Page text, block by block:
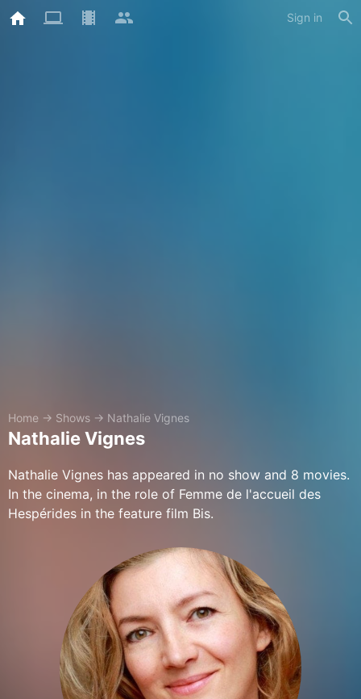
Sign in
Home → Shows → Nathalie Vignes
Nathalie Vignes
Nathalie Vignes has appeared in no show and 8 movies.
In the cinema, in the role of Femme de l'accueil des
Hespérides in the feature film Bis.